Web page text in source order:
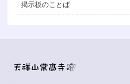
掲示板のことば